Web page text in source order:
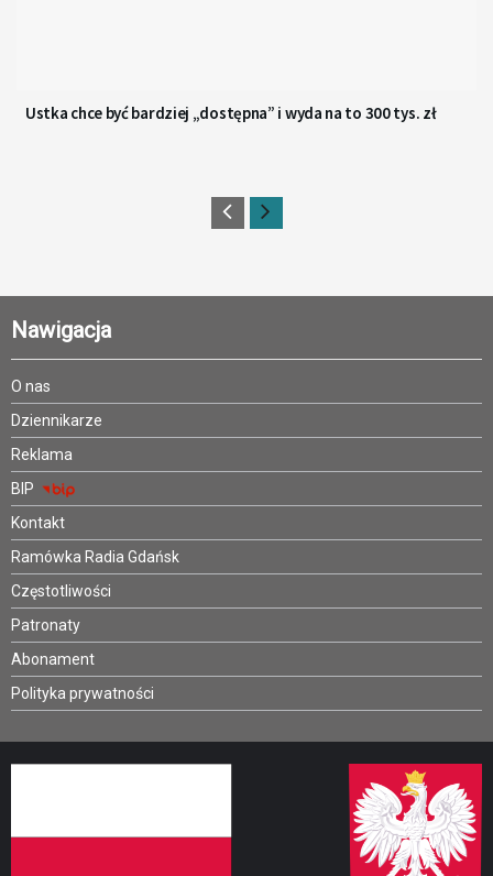
Ustka chce być bardziej „dostępna” i wyda na to 300 tys. zł
Nawigacja
O nas
Dziennikarze
Reklama
BIP
Kontakt
Ramówka Radia Gdańsk
Częstotliwości
Patronaty
Abonament
Polityka prywatności